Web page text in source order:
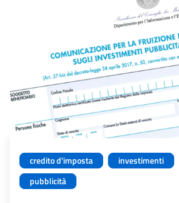
credito d'imposta
investimenti
pubblicità